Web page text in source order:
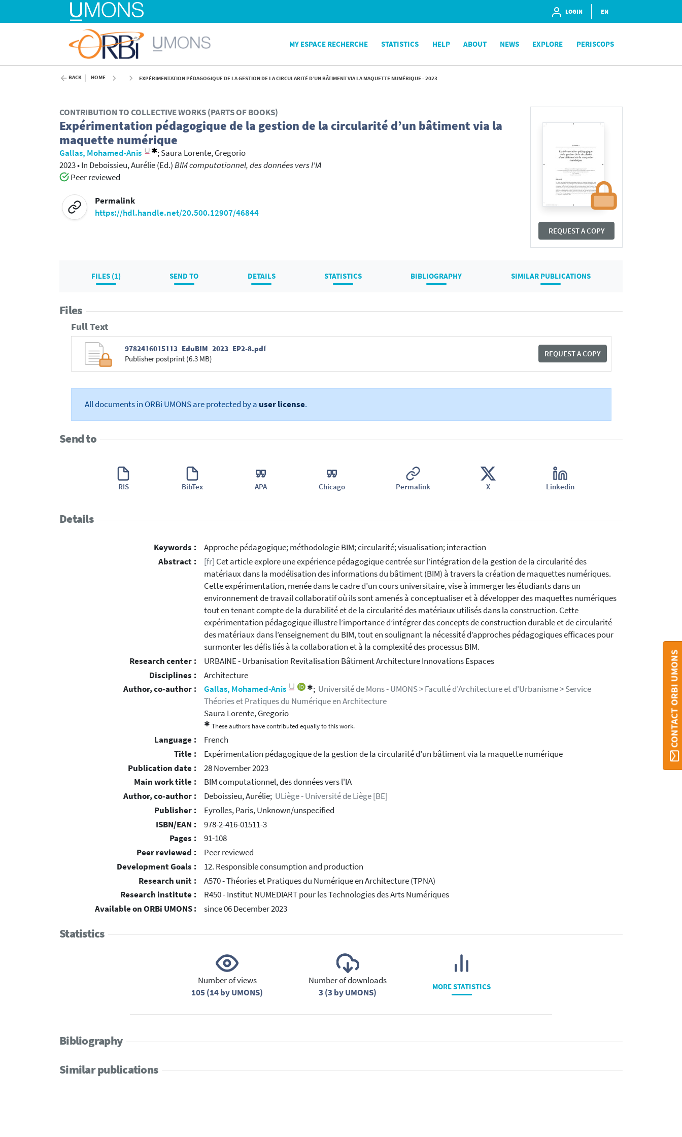
LOGIN EN
MY ESPACE RECHERCHE STATISTICS HELP ABOUT NEWS EXPLORE PERISCOPS
BACK HOME EXPÉRIMENTATION PÉDAGOGIQUE DE LA GESTION DE LA CIRCULARITÉ D’UN BÂTIMENT VIA LA MAQUETTE NUMÉRIQUE - 2023
REQUEST A COPY
CONTRIBUTION TO COLLECTIVE WORKS (PARTS OF BOOKS)
Expérimentation pédagogique de la gestion de la circularité d’un bâtiment via la
maquette numérique
Gallas, Mohamed-Anis ;Saura Lorente, Gregorio
2023•In Deboissieu, Aurélie(Ed.)BIM computationnel, des données vers l'IA
Peer reviewed
Permalink
https://hdl.handle.net/20.500.12907/46844
FILES (1) SEND TO DETAILS STATISTICS BIBLIOGRAPHY SIMILAR PUBLICATIONS
Files
Full Text
9782416015113_EduBIM_2023_EP2-8.pdf
Publisher postprint (6.3 MB)
REQUEST A COPY
All documents in ORBi UMONS are protected by a user license.
Send to
RIS BibTex APA Chicago Permalink X Linkedin
Details
Keywords :
Approche pédagogique; méthodologie BIM; circularité; visualisation; interaction
Abstract :
[fr] Cet article explore une expérience pédagogique centrée sur l’intégration de la gestion de la circularité des
matériaux dans la modélisation des informations du bâtiment (BIM) à travers la création de maquettes numériques.
Cette expérimentation, menée dans le cadre d’un cours universitaire, vise à immerger les étudiants dans un
environnement de travail collaboratif où ils sont amenés à conceptualiser et à développer des maquettes numériques
tout en tenant compte de la durabilité et de la circularité des matériaux utilisés dans la construction. Cette
expérimentation pédagogique illustre l’importance d’intégrer des concepts de construction durable et de circularité
des matériaux dans l’enseignement du BIM, tout en soulignant la nécessité d’approches pédagogiques efficaces pour
surmonter les défis liés à la collaboration et à la complexité des processus BIM.
Research center :
URBAINE - Urbanisation Revitalisation Bâtiment Architecture Innovations Espaces
Disciplines :
Architecture
Author, co-author :
Gallas, Mohamed-Anis ✱; Université de Mons - UMONS > Faculté d'Architecture et d'Urbanisme > Service
Théories et Pratiques du Numérique en Architecture
Saura Lorente, Gregorio
✱ These authors have contributed equally to this work.
Language :
French
Title :
Expérimentation pédagogique de la gestion de la circularité d’un bâtiment via la maquette numérique
Publication date :
28 November 2023
Main work title :
BIM computationnel, des données vers l'IA
Author, co-author :
Deboissieu, Aurélie; ULiège - Université de Liège [BE]
Publisher :
Eyrolles, Paris, Unknown/unspecified
ISBN/EAN :
978-2-416-01511-3
Pages :
91-108
Peer reviewed :
Peer reviewed
Development Goals :
12. Responsible consumption and production
Research unit :
A570 - Théories et Pratiques du Numérique en Architecture (TPNA)
Research institute :
R450 - Institut NUMEDIART pour les Technologies des Arts Numériques
Available on ORBi UMONS :
since 06 December 2023
Statistics
Number of views
105 (14 by UMONS)
Number of downloads
3 (3 by UMONS)
MORE STATISTICS
Bibliography
Similar publications
CONTACT ORBI UMONS